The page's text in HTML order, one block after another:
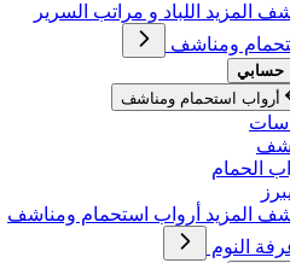
المزيد اللباد و مراتب السرير
ومناشف
حسابي
أرواب استحمام ومناشف
الحمام
المزيد أرواب استحمام ومناشف
النوم